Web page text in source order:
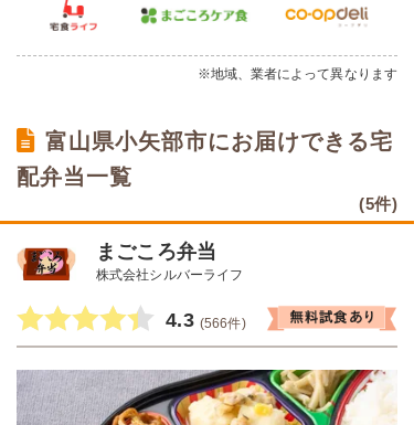
※地域、業者によって異なります
富山県小矢部市にお届けできる宅
配弁当一覧
(5件)
まごころ弁当
株式会社シルバーライフ
4.3 (566件)